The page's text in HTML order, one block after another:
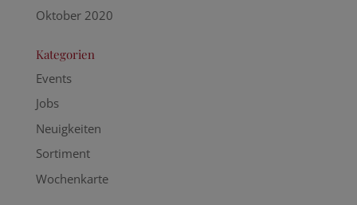
Oktober 2020
Kategorien
Events
Jobs
Neuigkeiten
Sortiment
Wochenkarte